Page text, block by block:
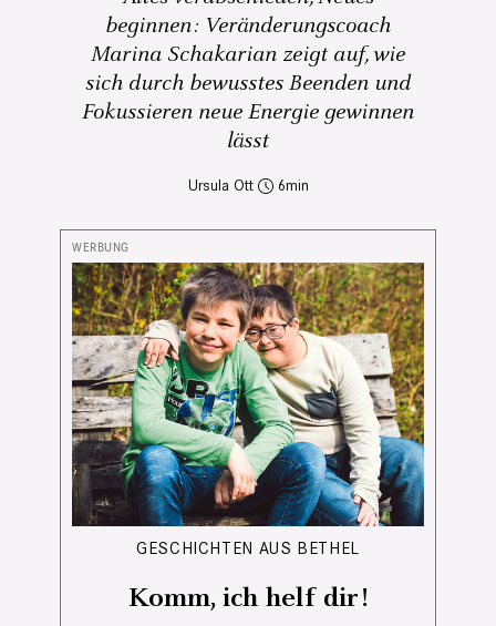
beginnen: Veränderungscoach
Marina Schakarian zeigt auf, wie
sich durch bewusstes Beenden und
Fokussieren neue Energie gewinnen
lässt
Ursula Ott 6
GESCHICHTEN AUS BETHEL
Komm, ich helf dir!